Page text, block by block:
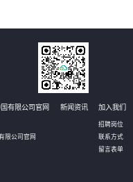
有限公司官网
限公司官网
新闻资讯 加入我们
招聘岗位
联系方式
留言表单